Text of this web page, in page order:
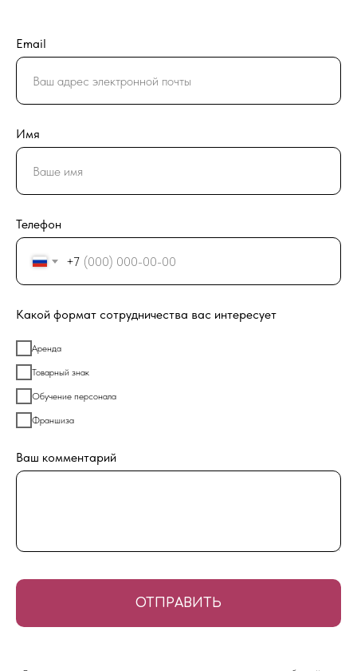
Email
Имя
Телефон
+7
Какой формат сотрудничества вас интересует
Аренда
Товарный знак
Обучение персонала
Франшиза
Ваш комментарий
ОТПРАВИТЬ